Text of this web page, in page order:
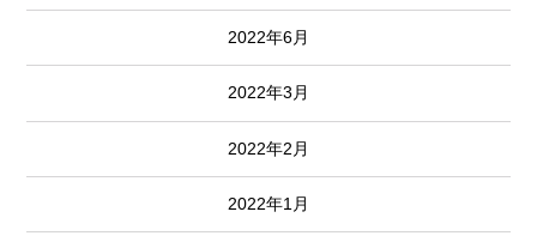
2022年6月
2022年3月
2022年2月
2022年1月